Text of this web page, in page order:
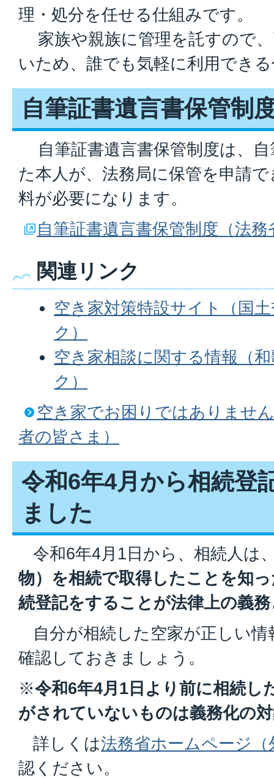
理・処分を任せる仕組みです。
家族や親族に管理を託すので
いため、誰でも気軽に利用でき
自筆証書遺言書保管制
自筆証書遺言書保管制度は、自
た本人が、法務局に保管を申請
料が必要になります。
自筆証書遺言書保管制度（法務
関連リンク
空き家対策特設サイト（国
ク）
空き家相談に関する情報（
ク）
空き家でお困りではありませ
者の皆さま）
令和6年4月から相続登
ました
令和6年4月1日から、相続人は
物）を相続で取得したことを知
続登記をすることが法律上の義務
自分が相続した空家が正しい
確認しておきましょう。
※令和6年4月1日より前に相続し
がされていないものは義務化の
詳しくは法務省ホームページ
認ください。